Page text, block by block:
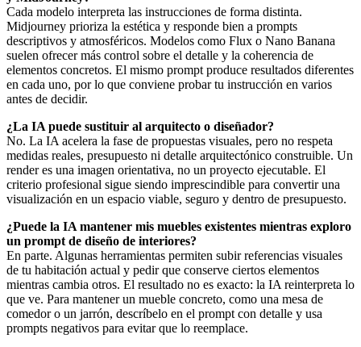
Cada modelo interpreta las instrucciones de forma distinta.
Midjourney prioriza la estética y responde bien a prompts
descriptivos y atmosféricos. Modelos como Flux o Nano Banana
suelen ofrecer más control sobre el detalle y la coherencia de
elementos concretos. El mismo prompt produce resultados diferentes
en cada uno, por lo que conviene probar tu instrucción en varios
antes de decidir.
¿La IA puede sustituir al arquitecto o diseñador?
No. La IA acelera la fase de propuestas visuales, pero no respeta
medidas reales, presupuesto ni detalle arquitectónico construible. Un
render es una imagen orientativa, no un proyecto ejecutable. El
criterio profesional sigue siendo imprescindible para convertir una
visualización en un espacio viable, seguro y dentro de presupuesto.
¿Puede la IA mantener mis muebles existentes mientras exploro
un prompt de diseño de interiores?
En parte. Algunas herramientas permiten subir referencias visuales
de tu habitación actual y pedir que conserve ciertos elementos
mientras cambia otros. El resultado no es exacto: la IA reinterpreta lo
que ve. Para mantener un mueble concreto, como una mesa de
comedor o un jarrón, descríbelo en el prompt con detalle y usa
prompts negativos para evitar que lo reemplace.